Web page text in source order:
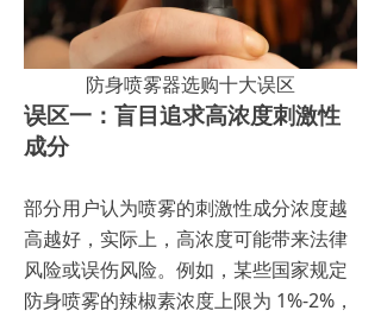
防身喷雾器选购十大误区
误区一：盲目追求高浓度刺激性
成分
部分用户认为喷雾的刺激性成分浓度越
高越好，实际上，高浓度可能带来法律
风险或误伤风险。例如，某些国家规定
防身喷雾的辣椒素浓度上限为 1%-2%，